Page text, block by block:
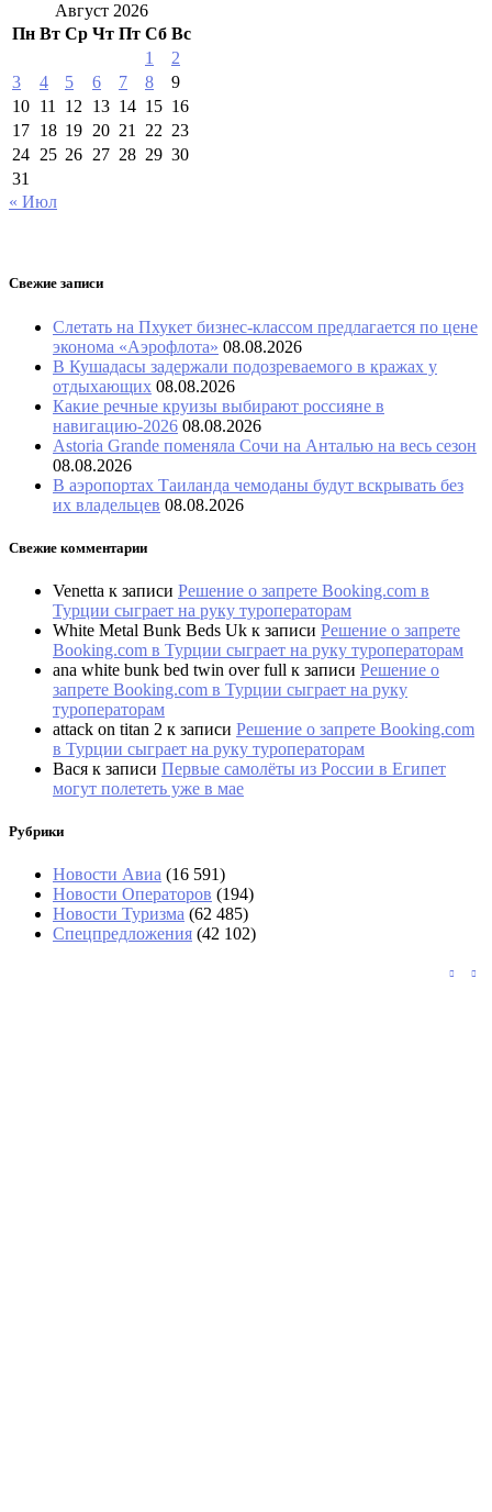
Август 2026
Пн Вт Ср Чт Пт Сб Вс
1
2
3
4 5 6 7 8
9
10 11 12 13 14 15 16
17 18 19 20 21 22 23
24 25 26 27 28 29 30
31
« Июл
Свежие записи
Слетать на Пхукет бизнес-классом предлагается по цене
эконома «Аэрофлота» 08.08.2026
В Кушадасы задержали подозреваемого в кражах у
отдыхающих 08.08.2026
Какие речные круизы выбирают россияне в
навигацию-2026 08.08.2026
Astoria Grande поменяла Сочи на Анталью на весь сезон
08.08.2026
В аэропортах Таиланда чемоданы будут вскрывать без
их владельцев 08.08.2026
Свежие комментарии
Venetta к записи Решение о запрете Booking.com в
Турции сыграет на руку туроператорам
White Metal Bunk Beds Uk к записи Решение о запрете
Booking.com в Турции сыграет на руку туроператорам
ana white bunk bed twin over full к записи Решение о
запрете Booking.com в Турции сыграет на руку
туроператорам
attack on titan 2 к записи Решение о запрете Booking.com
в Турции сыграет на руку туроператорам
Вася к записи Первые самолёты из России в Египет
могут полететь уже в мае
Рубрики
Новости Авиа (16 591)
Новости Операторов (194)
Новости Туризма (62 485)
Спецпредложения (42 102)